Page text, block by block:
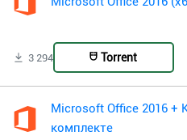
3 294 Torrent
Microsoft Office 2016 +
комплекте